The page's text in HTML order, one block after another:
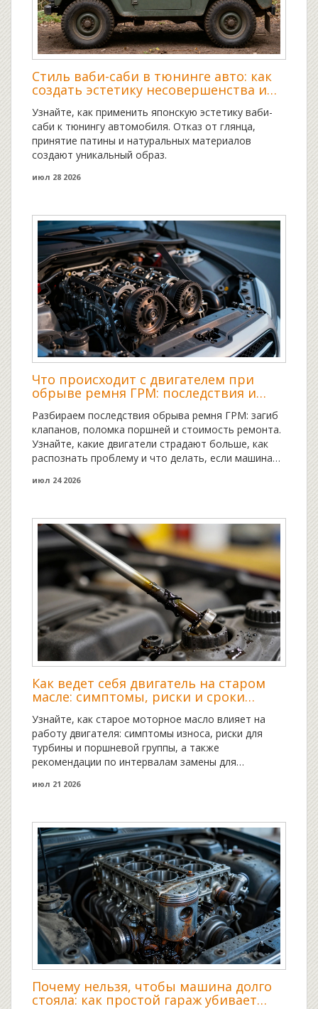
Стиль ваби-саби в тюнинге авто: как
создать эстетику несовершенства и
патины
Узнайте, как применить японскую эстетику ваби-
саби к тюнингу автомобиля. Отказ от глянца,
принятие патины и натуральных материалов
создают уникальный образ.
июл 28 2026
Что происходит с двигателем при
обрыве ремня ГРМ: последствия и
спасение
Разбираем последствия обрыва ремня ГРМ: загиб
клапанов, поломка поршней и стоимость ремонта.
Узнайте, какие двигатели страдают больше, как
распознать проблему и что делать, если машина
июл 24 2026
Как ведет себя двигатель на старом
масле: симптомы, риски и сроки
Узнайте, как старое моторное масло влияет на
работу двигателя: симптомы износа, риски для
турбины и поршневой группы, а также
рекомендации по интервалам замены для
июл 21 2026
Почему нельзя, чтобы машина долго
стояла: как простой гараж убивает